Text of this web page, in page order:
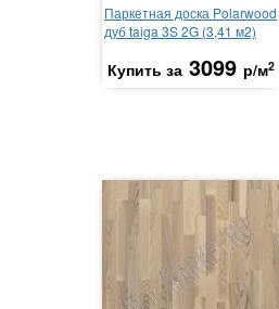
Паркетная доска Polarwood
дуб taiga 3S 2G (3,41 м2)
Купить за 3099 р/м2